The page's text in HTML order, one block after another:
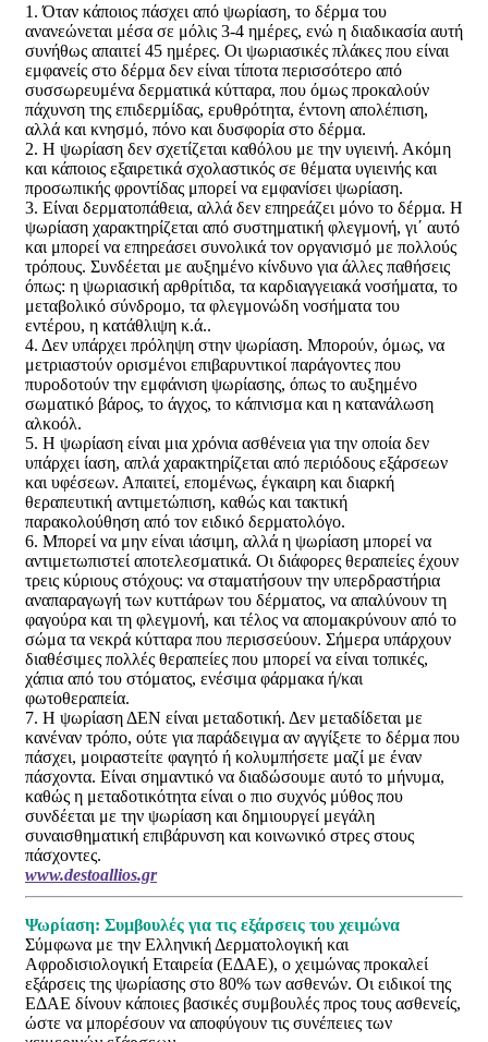
1. Όταν κάποιος πάσχει από ψωρίαση, το δέρμα του
ανανεώνεται μέσα σε μόλις 3-4 ημέρες, ενώ η διαδικασία αυτή
συνήθως απαιτεί 45 ημέρες. Οι ψωριασικές πλάκες που είναι
εμφανείς στο δέρμα δεν είναι τίποτα περισσότερο από
συσσωρευμένα δερματικά κύτταρα, που όμως προκαλούν
πάχυνση της επιδερμίδας, ερυθρότητα, έντονη απολέπιση,
αλλά και κνησμό, πόνο και δυσφορία στο δέρμα.
2. Η ψωρίαση δεν σχετίζεται καθόλου με την υγιεινή. Ακόμη
και κάποιος εξαιρετικά σχολαστικός σε θέματα υγιεινής και
προσωπικής φροντίδας μπορεί να εμφανίσει ψωρίαση.
3. Είναι δερματοπάθεια, αλλά δεν επηρεάζει μόνο το δέρμα. Η
ψωρίαση χαρακτηρίζεται από συστηματική φλεγμονή, γι΄ αυτό
και μπορεί να επηρεάσει συνολικά τον οργανισμό με πολλούς
τρόπους. Συνδέεται με αυξημένο κίνδυνο για άλλες παθήσεις
όπως: η ψωριασική αρθρίτιδα, τα καρδιαγγειακά νοσήματα, το
μεταβολικό σύνδρομο, τα φλεγμονώδη νοσήματα του
εντέρου, η κατάθλιψη κ.ά..
4. Δεν υπάρχει πρόληψη στην ψωρίαση. Μπορούν, όμως, να
μετριαστούν ορισμένοι επιβαρυντικοί παράγοντες που
πυροδοτούν την εμφάνιση ψωρίασης, όπως το αυξημένο
σωματικό βάρος, το άγχος, το κάπνισμα και η κατανάλωση
αλκοόλ.
5. Η ψωρίαση είναι μια χρόνια ασθένεια για την οποία δεν
υπάρχει ίαση, απλά χαρακτηρίζεται από περιόδους εξάρσεων
και υφέσεων. Απαιτεί, επομένως, έγκαιρη και διαρκή
θεραπευτική αντιμετώπιση, καθώς και τακτική
παρακολούθηση από τον ειδικό δερματολόγο.
6. Μπορεί να μην είναι ιάσιμη, αλλά η ψωρίαση μπορεί να
αντιμετωπιστεί αποτελεσματικά. Οι διάφορες θεραπείες έχουν
τρεις κύριους στόχους: να σταματήσουν την υπερδραστήρια
αναπαραγωγή των κυττάρων του δέρματος, να απαλύνουν τη
φαγούρα και τη φλεγμονή, και τέλος να απομακρύνουν από το
σώμα τα νεκρά κύτταρα που περισσεύουν. Σήμερα υπάρχουν
διαθέσιμες πολλές θεραπείες που μπορεί να είναι τοπικές,
χάπια από του στόματος, ενέσιμα φάρμακα ή/και
φωτοθεραπεία.
7. Η ψωρίαση ΔΕΝ είναι μεταδοτική. Δεν μεταδίδεται με
κανέναν τρόπο, ούτε για παράδειγμα αν αγγίξετε το δέρμα που
πάσχει, μοιραστείτε φαγητό ή κολυμπήσετε μαζί με έναν
πάσχοντα. Είναι σημαντικό να διαδώσουμε αυτό το μήνυμα,
καθώς η μεταδοτικότητα είναι ο πιο συχνός μύθος που
συνδέεται με την ψωρίαση και δημιουργεί μεγάλη
συναισθηματική επιβάρυνση και κοινωνικό στρες στους
πάσχοντες.
www.destoallios.gr
Ψωρίαση: Συµβουλές για τις εξάρσεις του χειµώνα
Σύμφωνα με την Ελληνική Δερµατολογική και
Αφροδισιολογική Εταιρεία (ΕΔΑΕ), ο χειµώνας προκαλεί
εξάρσεις της ψωρίασης στο 80% των ασθενών. Οι ειδικοί της
ΕΔΑΕ δίνουν κάποιες βασικές συμβουλές προς τους ασθενείς,
ώστε να μπορέσουν να αποφύγουν τις συνέπειες των